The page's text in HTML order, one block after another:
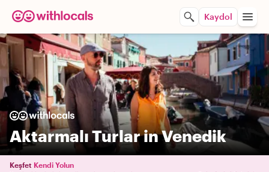
Kaydol
Aktarmalı Turlar in Venedik
Keşfet Kendi Yolun